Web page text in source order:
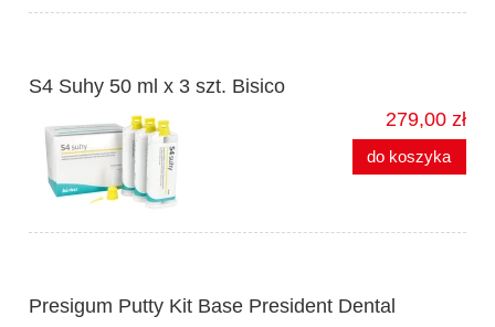
S4 Suhy 50 ml x 3 szt. Bisico
279,00 zł
do koszyka
Presigum Putty Kit Base President Dental